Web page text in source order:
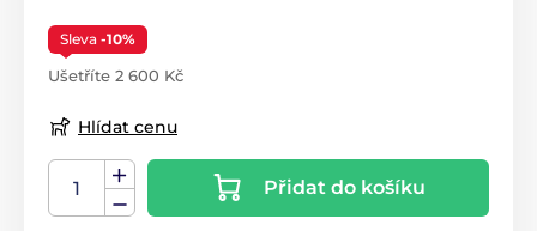
Sleva -10%
Ušetříte 2 600 Kč
Hlídat cenu
Přidat do košíku